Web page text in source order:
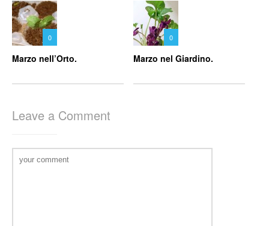
0
Marzo nell’Orto.
0
Marzo nel Giardino.
Leave a Comment